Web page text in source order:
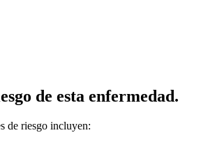
de esta enfermedad.
de riesgo incluyen: